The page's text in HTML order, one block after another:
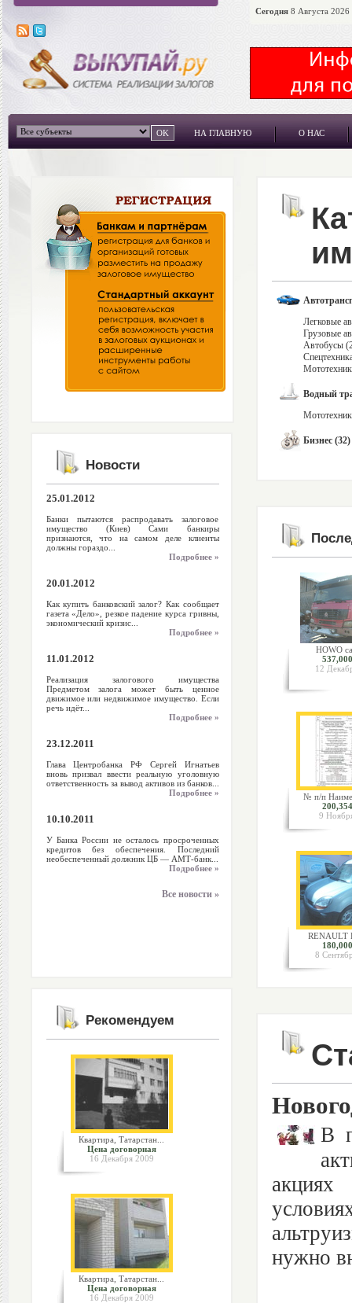
Сегодня8 Августа 2026
НА ГЛАВНУЮ О НАС
Новости
25.01.2012
Банки пытаются распродавать залоговое
имущество (Киев) Сами банкиры
признаются, что на самом деле клиенты
должны гораздо...
Подробнее »
20.01.2012
Как купить банковский залог? Как сообщает
газета «Дело», резкое падение курса гривны,
экономический кризис...
Подробнее »
11.01.2012
Реализация залогового имущества
Предметом залога может быть ценное
движимое или недвижимое имущество. Если
речь идёт...
Подробнее »
23.12.2011
Глава Центробанка РФ Сергей Игнатьев
вновь призвал ввести реальную уголовную
ответственность за вывод активов из банков...
Подробнее »
10.10.2011
У Банка России не осталось просроченных
кредитов без обеспечения. Последний
необеспеченный должник ЦБ — АМТ-банк...
Подробнее »
Все новости »
Рекомендуем
Квартира, Татарстан...
Цена договорная
16 Декабря 2009
Квартира, Татарстан...
Цена договорная
16 Декабря 2009
Легковые
Грузовые
Автобусы
Водный
Бизнес (32)
HOWO
12
№ п/п
9
RENAULT
8
В
акциях
нужно